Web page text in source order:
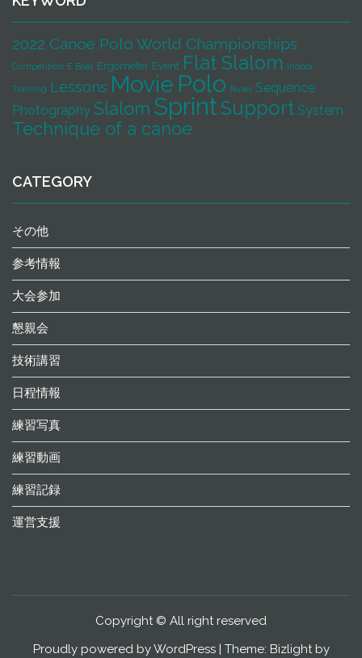
2022 Canoe Polo World Championships
Competition E Boat Ergometer Event Flat Slalom Indoor
Training Lessons Movie Polo Rules Sequence
Photography Slalom SprintSupport System
Technique of a canoe
CATEGORY
その他
参考情報
大会参加
懇親会
技術講習
日程情報
練習写真
練習動画
練習記録
運営支援
Copyright © All right reserved
Proudly powered by WordPress | Theme: Bizlight by